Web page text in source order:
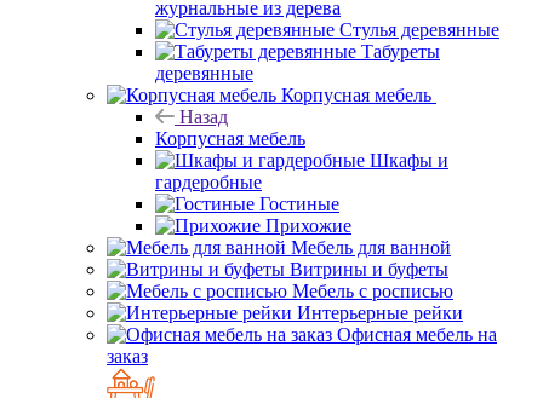
журнальные из дерева
Стулья деревянные
Табуреты
деревянные
Корпусная мебель
Назад
Корпусная мебель
Шкафы и
гардеробные
Гостиные
Прихожие
Мебель для ванной
Витрины и буфеты
Мебель с росписью
Интерьерные рейки
Офисная мебель на
заказ